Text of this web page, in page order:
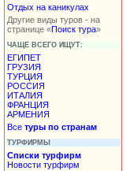
Отдых на каникулах
Другие виды туров - на
странице «Поиск тура»
ЧАЩЕ ВСЕГО ИЩУТ:
ЕГИПЕТ
ГРУЗИЯ
ТУРЦИЯ
РОССИЯ
ИТАЛИЯ
ФРАНЦИЯ
АРМЕНИЯ
Все туры по странам
ТУРФИРМЫ
Списки турфирм
Новости турфирм